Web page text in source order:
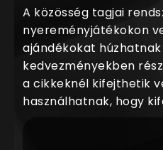
A közösség tagjai
nyereményjátékokon
ajándékokat
kedvezményekben
a cikkeknél kifejthetik
használhatnak, hogy